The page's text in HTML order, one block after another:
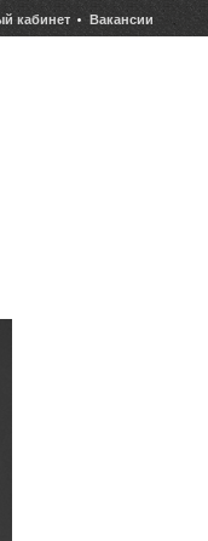
кабинет Вакансии